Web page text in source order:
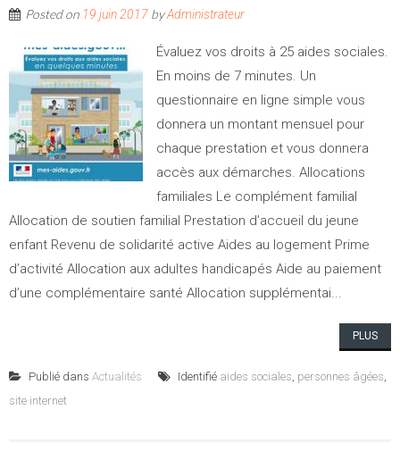
Posted on 19 juin 2017 byAdministrateur
Évaluez vos droits à 25 aides sociales.
En moins de 7 minutes. Un
questionnaire en ligne simple vous
donnera un montant mensuel pour
chaque prestation et vous donnera
accès aux démarches. Allocations
familiales Le complément familial
Allocation de soutien familial Prestation d’accueil du jeune
enfant Revenu de solidarité active Aides au logement Prime
d’activité Allocation aux adultes handicapés Aide au paiement
d’une complémentaire santé Allocation supplémentai...
PLUS
Publié dans Actualités Identifié aides sociales, personnes âgées,
site internet